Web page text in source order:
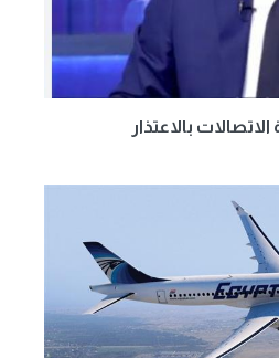
بالاعتذار